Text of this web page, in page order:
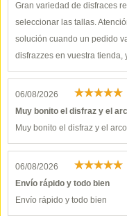
Gran variedad de disfraces
seleccionar las tallas.
solución cuando un pedido
disfrazzes en vuestra tienda,
06/08/2026
Muy bonito el disfraz y el
Muy bonito el disfraz y el
06/08/2026
Envío rápido y todo bien
Envío rápido y todo bien